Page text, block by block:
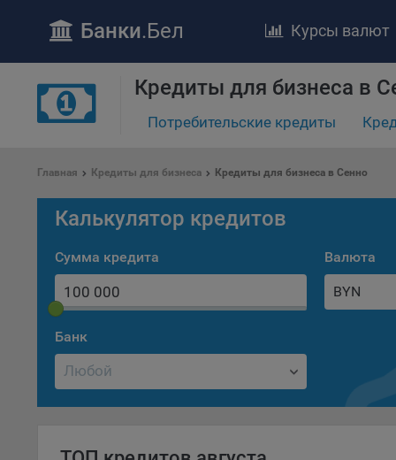
Банки.Бел Курсы валют
Кредиты для бизнеса в
Потребительские кредиты
Главная Кредиты для бизнеса Кредиты для бизнеса в Сенно
Калькулятор кредитов
Сумма кредита Валюта
BYN
Банк